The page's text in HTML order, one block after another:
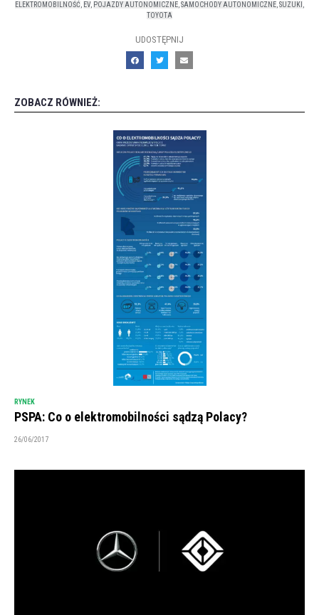
ELEKTROMOBILNOŚĆ EV, POJAZDY AUTONOMICZNE SAMOCHODY AUTONOMICZNE SUZUKI
TOYOTA
UDOSTĘPNIJ
ZOBACZ RÓWNIEŻ:
RYNEK
PSPA: Co o elektromobilności sądzą Polacy?
26/06/2017